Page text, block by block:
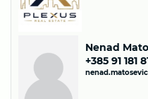
Nenad
+385 91 181